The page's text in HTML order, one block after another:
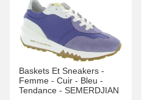
Baskets Et Sneakers -
Femme - Cuir - Bleu -
Tendance - SEMERDJIAN